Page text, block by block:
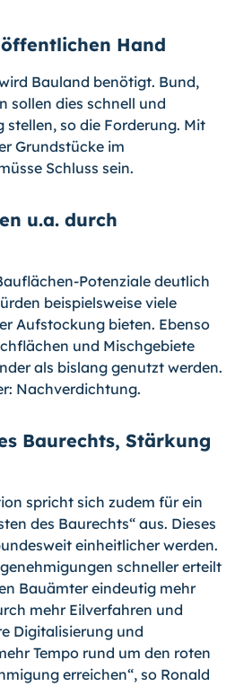
Hand
Bauland benötigt. Bund,
sollen dies schnell und
so die Forderung. Mit
Grundstücke im
Schluss sein.
u.a. durch
Potenziale deutlich
beispielsweise viele
Aufstockung bieten. Ebenso
und Mischgebiete
als bislang genutzt werden.
Nachverdichtung.
Baurechts, Stärkung
spricht sich zudem für ein
des Baurechts“ aus. Dieses
einheitlicher werden.
schneller erteilt
Bauämter eindeutig mehr
mehr Eilverfahren und
Digitalisierung und
Tempo rund um den roten
erreichen“, so Ronald